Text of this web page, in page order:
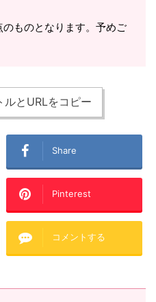
ものとなります。予めご
ルとURLをコピー
Share
Pinterest
コメントする